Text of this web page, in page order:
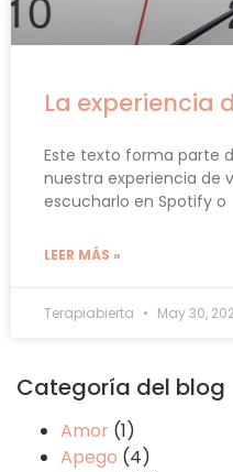
La experiencia
Este texto forma parte
nuestra experiencia de
escucharlo en Spotify o
LEER MÁS »
Terapiabierta May 30,
Categoría del blog
Amor (1)
Apego (4)